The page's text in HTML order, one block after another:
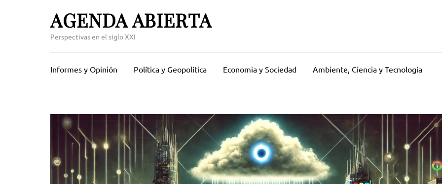
AGENDA ABIERTA
Perspectivas en el siglo XXI
Informes y Opinión Política y Geopolítica Economia y Sociedad Ambiente, Ciencia y Tecnología